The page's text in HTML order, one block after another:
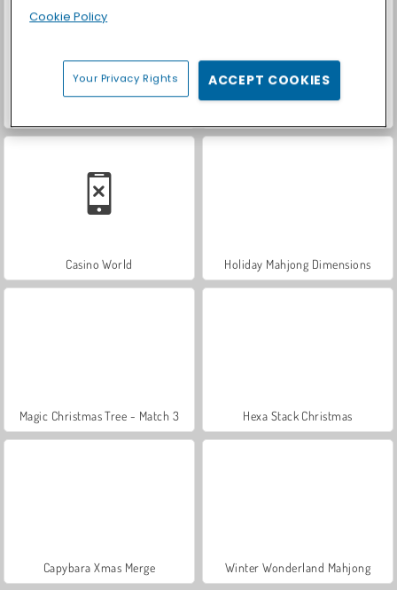
Casino World Holiday Mahjong Dimensions
Magic Christmas Tree - Match 3 Hexa Stack Christmas
Capybara Xmas Merge Winter Wonderland Mahjong
Cookie Policy
Your Privacy Rights ACCEPT COOKIES